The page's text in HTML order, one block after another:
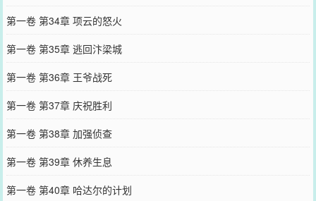
第一卷 第34章 项云的怒火
第一卷 第35章 逃回汴梁城
第一卷 第36章 王爷战死
第一卷 第37章 庆祝胜利
第一卷 第38章 加强侦查
第一卷 第39章 休养生息
第一卷 第40章 哈达尔的计划